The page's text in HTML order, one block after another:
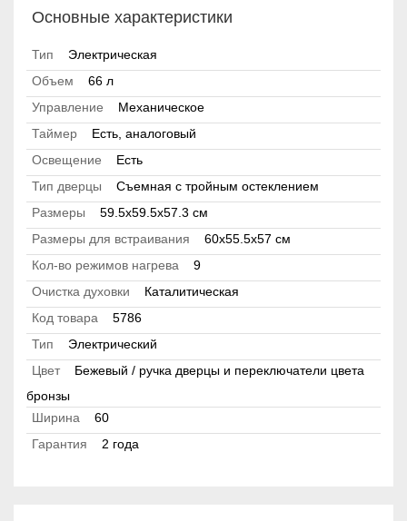
Основные характеристики
Тип
Электрическая
Объем
66 л
Управление
Механическое
Таймер
Есть, аналоговый
Освещение
Есть
Тип дверцы
Съемная с тройным остеклением
Размеры
59.5х59.5х57.3 см
Размеры для встраивания
60х55.5х57 см
Кол-во режимов нагрева
9
Очистка духовки
Каталитическая
Код товара
5786
Тип
Электрический
Цвет
Бежевый / ручка дверцы и переключатели цвета
бронзы
Ширина
60
Гарантия
2 года